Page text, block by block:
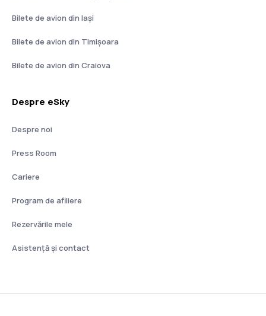
Bilete de avion din Iași
Bilete de avion din Timișoara
Bilete de avion din Craiova
Despre eSky
Despre noi
Press Room
Cariere
Program de afiliere
Rezervările mele
Asistenţă şi contact